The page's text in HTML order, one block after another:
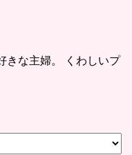
きな主婦。 くわしいプ